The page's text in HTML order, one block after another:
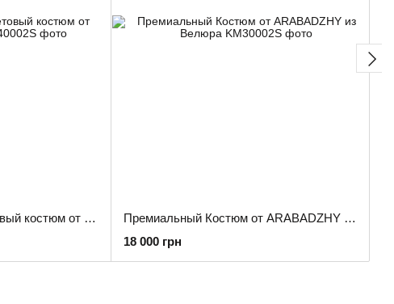
Премиальный Вельветовый костюм от ARABADZHY
Премиальный Костюм от ARABADZHY из Велюра
18 000 грн